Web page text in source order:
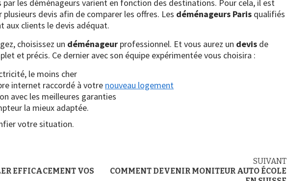
par les déménageurs varient en fonction des destinations. Pour cela, il est
devis afin de comparer les offres. Les déménageurs Paris qualifiés
aux clients le devis adéquat.
choisissez un déménageur professionnel. Et vous aurez un devis de
et précis. Ce dernier avec son équipe expérimentée vous choisira :
le moins cher
internet raccordé à votre nouveau logement
avec les meilleures garanties
la mieux adaptée.
votre situation.
EFFICACEMENT VOS
SUIVANT
COMMENT DEVENIR MONITEUR AUTO ÉCOLE